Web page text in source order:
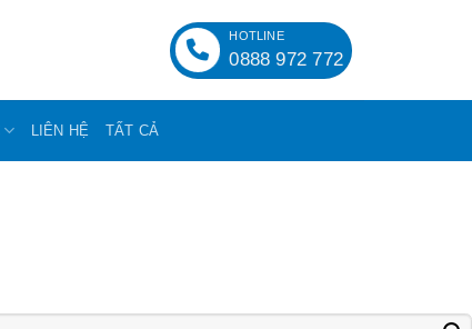
HOTLINE
0888 972 772
LIÊN HỆ TẤT CẢ